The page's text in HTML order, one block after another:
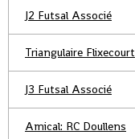
J2 Futsal Associé
Triangulaire Flixecourt
J3 Futsal Associé
Amical: RC Doullens